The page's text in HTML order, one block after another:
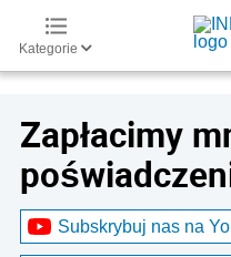
Kategorie
Zapłacimy
Subskrybuj nas na